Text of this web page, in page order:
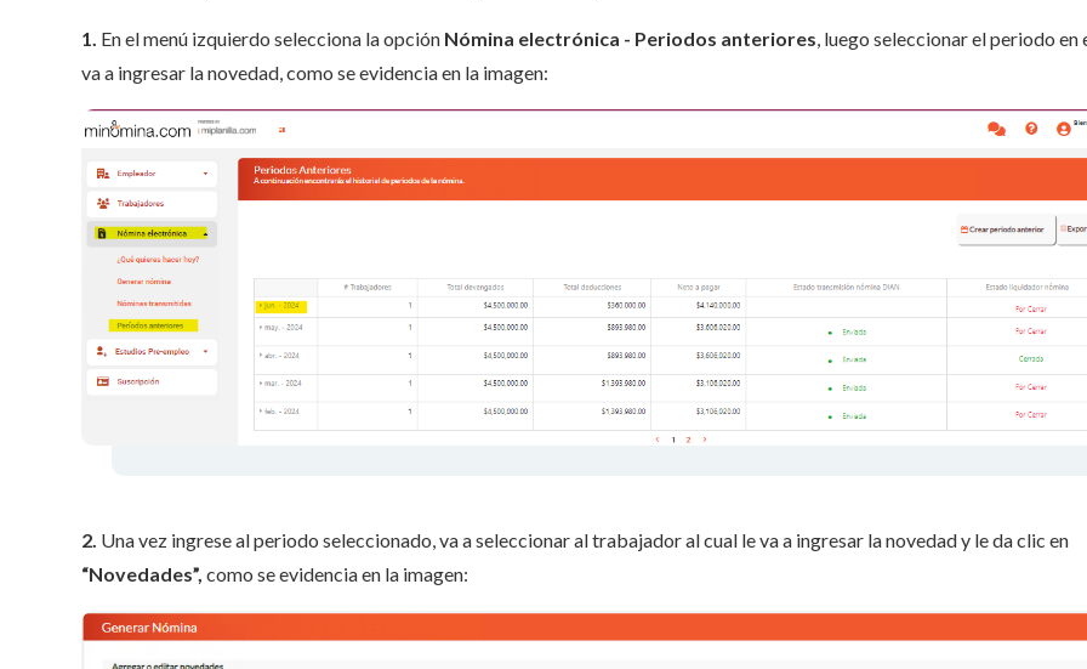
1. En el menú izquierdo selecciona la opción Nómina electrónica - Periodos anteriores, luego seleccionar el periodo en
va a ingresar la novedad, como se evidencia en la imagen:
2. Una vez ingrese al periodo seleccionado, va a seleccionar al trabajador al cual le va a ingresar la novedad y le da clic en
“Novedades”,como se evidencia en la imagen: